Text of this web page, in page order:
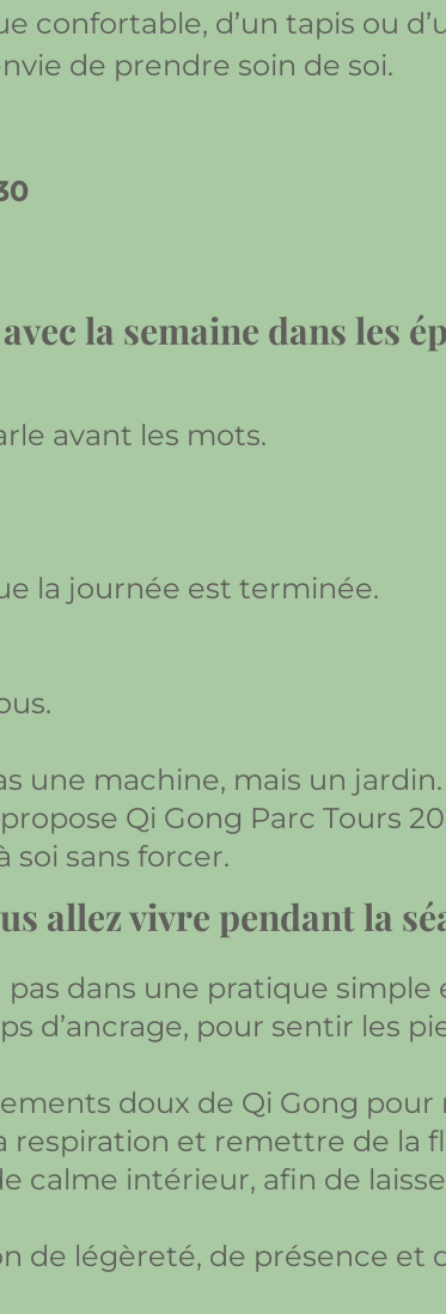
confortable, d’un tapis ou
de prendre soin de soi.
la semaine dans les
avant les mots.
la journée est terminée.
une machine, mais un jardin.
Qi Gong Parc Tours
soi sans forcer.
allez vivre pendant la
pas dans une pratique simple
d’ancrage, pour sentir les
doux de Qi Gong pour
respiration et remettre de la
calme intérieur, afin de
de légèreté, de présence et